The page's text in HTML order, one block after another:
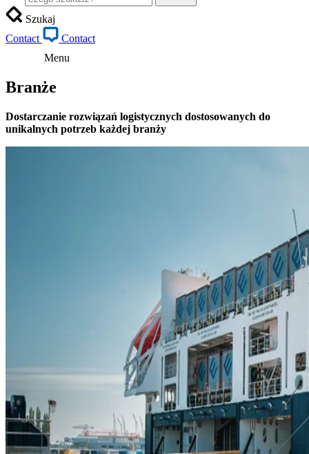
Szukaj
Contact
Contact
Menu
Branże
Dostarczanie rozwiązań logistycznych dostosowanych do
unikalnych potrzeb każdej branży